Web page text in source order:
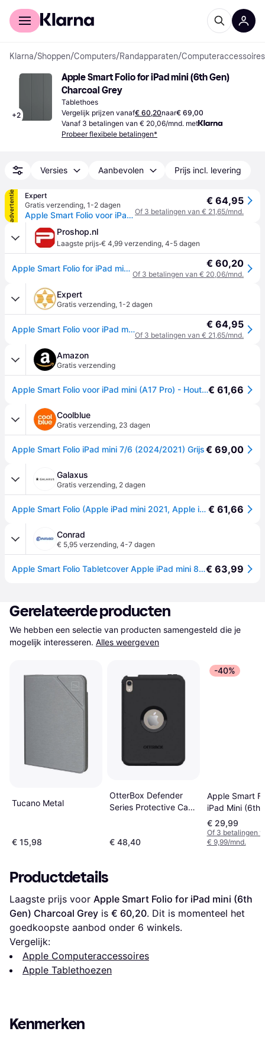
Voor shoppers
Klarna/Shoppen/Computers/Randapparaten/Computeraccessoires
+2
Apple Smart Folio for iPad mini (6th Gen)
Charcoal Grey
Tablethoes
Vergelijk prijzen vanaf€ 60,20naar€ 69,00
Vanaf 3 betalingen van € 20,06/mnd. met
Probeer flexibele betalingen*
Versies Aanbevolen Prijs incl. levering
advertentie
Expert
Gratis verzending, 1-2 dagen
Apple Smart Folio voor iPad mini (2024) Tablethoesje Grijs
€ 64,95
Of 3 betalingen van € 21,65/mnd.
Proshop.nl
Laagste prijs·€ 4,99 verzending, 4-5 dagen
Apple Smart Folio for iPad mini (A17 Pro) - Charcoal Grey € 60,20
Of 3 betalingen van € 20,06/mnd.
Expert
Gratis verzending, 1-2 dagen
Apple Smart Folio voor iPad mini (2024) Tablethoesje Grijs € 64,95
Of 3 betalingen van € 21,65/mnd.
Amazon
Gratis verzending
Apple Smart Folio voor iPad mini (A17 Pro) - Houtskoolgrijs ​​​​​​​€ 61,66
Coolblue
Gratis verzending, 23 dagen
Apple Smart Folio iPad mini 7/6 (2024/2021) Grijs€ 69,00
Galaxus
Gratis verzending, 2 dagen
Apple Smart Folio (Apple iPad mini 2021, Apple iPad mini 2024), Tablethoes, Grijs € 61,66
Conrad
€ 5,95 verzending, 4-7 dagen
Apple Smart Folio Tabletcover Apple iPad mini 8.3 (A17 Pro, 2024) 21,1 cm (8,3) Book case Grijs€ 63,99
Gerelateerde producten
We hebben een selectie van producten samengesteld die je
mogelijk interesseren. Alles weergeven
Tucano Metal
€ 15,98
OtterBox Defender
Series Protective Case
€ 48,40
-40%
Apple Smart
iPad Mini (6th
Generation)
€ 29,99
Of 3 betalingen
€ 9,99/mnd.
Productdetails
Laagste prijs voor Apple Smart Folio for iPad mini (6th
Gen) Charcoal Grey is € 60,20. Dit is momenteel het
goedkoopste aanbod onder 6 winkels.
Vergelijk:
Apple Computeraccessoires
Apple Tablethoezen
Kenmerken